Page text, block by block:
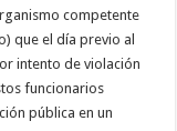
competente
que el día previo al
intento de violación
funcionarios
pública en un